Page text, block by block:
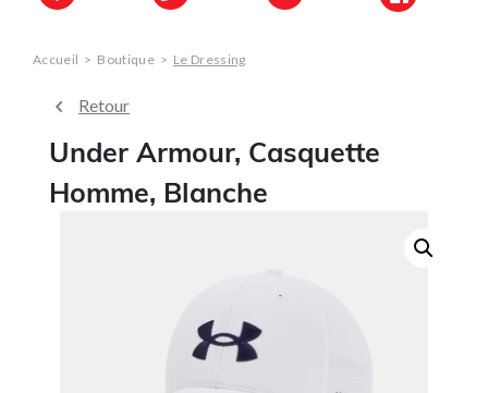
Accueil > Boutique > Le Dressing
Retour
Under Armour, Casquette
Homme, Blanche